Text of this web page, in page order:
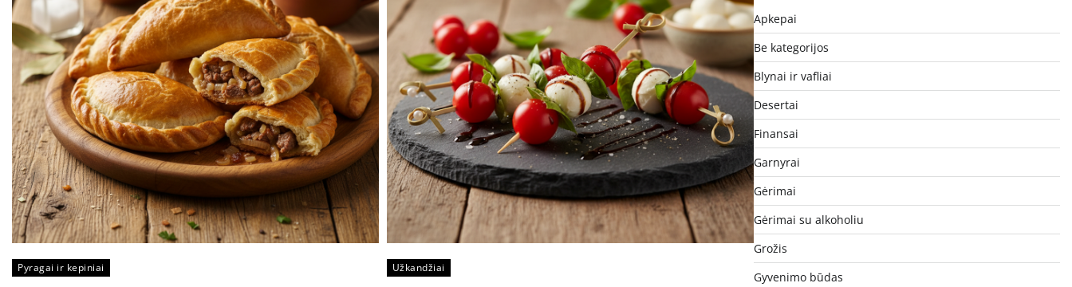
Pyragai ir kepiniai Užkandžiai
Apkepai
Be kategorijos
Blynai ir vafliai
Desertai
Finansai
Garnyrai
Gėrimai
Gėrimai su alkoholiu
Grožis
Gyvenimo būdas